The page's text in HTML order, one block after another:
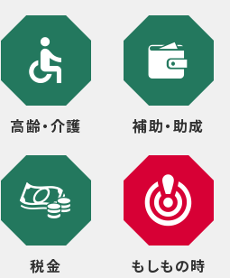
高齢・介護 補助・助成
税金 もしもの時